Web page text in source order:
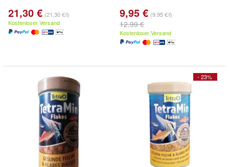
21,30 € (21,30 €/l)
Kostenloser Versand
9,95 € (9,95 €/l)
12,99 €
Kostenloser Versand
- 23%